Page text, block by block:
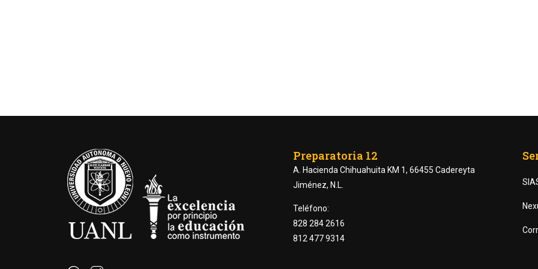
Preparatoria 12
A. Hacienda Chihuahuita KM 1, 66455 Cadereyta
Jiménez, N.L.
Teléfono:
828 284 2616
812 477 9314
¿QUIERES SER PARTE DE LAS